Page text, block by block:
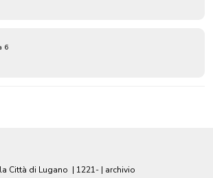
6
Città di Lugano | 1221- | archivio